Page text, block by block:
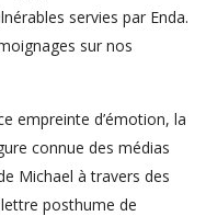
servies par Enda.
sur nos
empreinte d’émotion, la
connue des médias
Michael à travers des
posthume de